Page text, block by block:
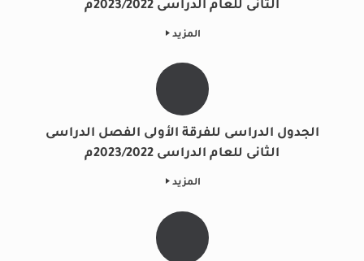
الثانى للعام الدراسى 2023/2022م
المزيد
الجدول الدراسى للفرقة الأولى الفصل الدراسى
الثانى للعام الدراسى 2023/2022م
المزيد